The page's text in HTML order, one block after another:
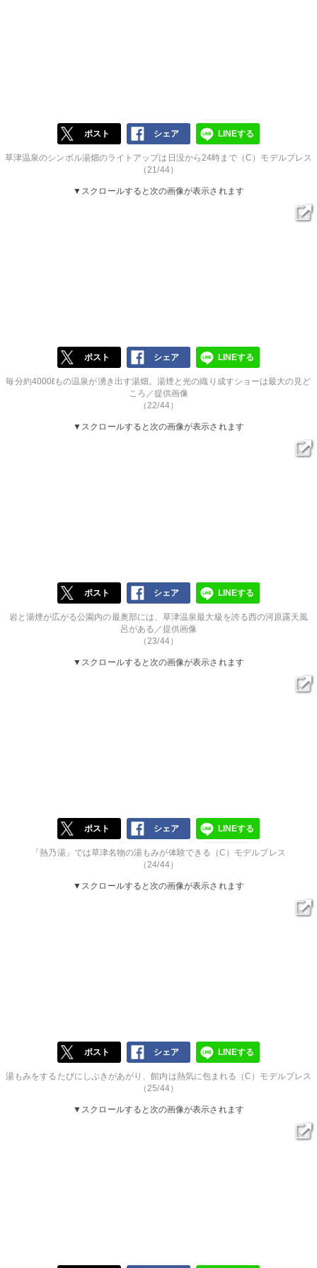
ポスト シェア LINEする
草津温泉のシンボル湯畑のライトアップは日没から24時まで（C）モデルプレス
（21/44）
▼スクロールすると次の画像が表示されます
ポスト シェア LINEする
毎分約4000ℓもの温泉が湧き出す湯畑。湯煙と光の織り成すショーは最大の見ど
ころ／提供画像
（22/44）
▼スクロールすると次の画像が表示されます
ポスト シェア LINEする
岩と湯煙が広がる公園内の最奥部には、草津温泉最大級を誇る西の河原露天風
呂がある／提供画像
（23/44）
▼スクロールすると次の画像が表示されます
ポスト シェア LINEする
「熱乃湯」では草津名物の湯もみが体験できる（C）モデルプレス
（24/44）
▼スクロールすると次の画像が表示されます
ポスト シェア LINEする
湯もみをするたびにしぶきがあがり、館内は熱気に包まれる（C）モデルプレス
（25/44）
▼スクロールすると次の画像が表示されます